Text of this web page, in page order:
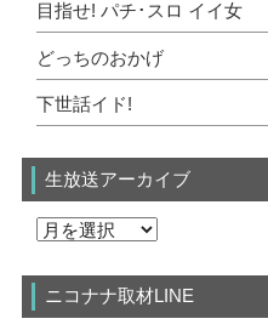
目指せ! パチ･スロ イイ女
どっちのおかげ
下世話イド!
生放送アーカイブ
ニコナナ取材LINE